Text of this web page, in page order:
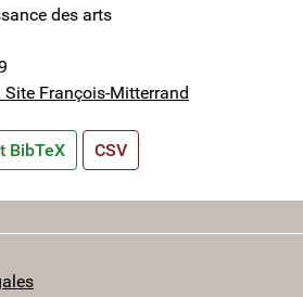
des arts
Site François-Mitterrand
BibTeX CSV